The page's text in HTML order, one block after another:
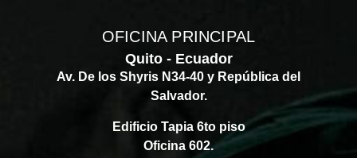
OFICINA PRINCIPAL
Quito - Ecuador
Av. De los Shyris N34-40 y República del
Salvador.
Edificio Tapia 6to piso
Oficina 602.